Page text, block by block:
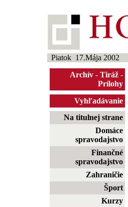
Piatok 17.Mája 2002
Archív - Tiráž -
Prílohy
Vyhľadávanie
Na titulnej strane
Domáce
spravodajstvo
Finančné
spravodajstvo
Zahraničie
Šport
Kurzy